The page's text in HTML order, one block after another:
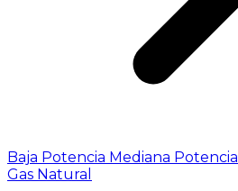
Baja Potencia Mediana Potencia
Gas Natural